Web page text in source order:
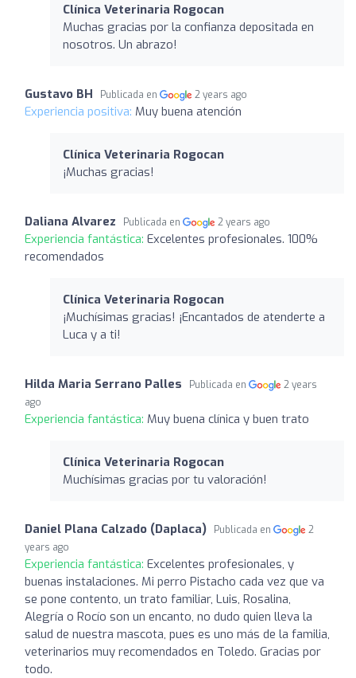
Clínica Veterinaria Rogocan
Muchas gracias por la confianza depositada en
nosotros. Un abrazo!
Gustavo BH Publicada en 2 years ago
Experiencia positiva: Muy buena atención
Clínica Veterinaria Rogocan
¡Muchas gracias!
Daliana Alvarez Publicada en 2 years ago
Experiencia fantástica: Excelentes profesionales. 100%
recomendados
Clínica Veterinaria Rogocan
¡Muchísimas gracias! ¡Encantados de atenderte a
Luca y a ti!
Hilda Maria Serrano Palles Publicada en
2 years
ago
Experiencia fantástica: Muy buena clínica y buen trato
Clínica Veterinaria Rogocan
Muchísimas gracias por tu valoración!
Daniel Plana Calzado (Daplaca) Publicada en
2
years ago
Experiencia fantástica: Excelentes profesionales, y
buenas instalaciones. Mi perro Pistacho cada vez que va
se pone contento, un trato familiar, Luis, Rosalina,
Alegría o Rocío son un encanto, no dudo quien lleva la
salud de nuestra mascota, pues es uno más de la familia,
veterinarios muy recomendados en Toledo. Gracias por
todo.